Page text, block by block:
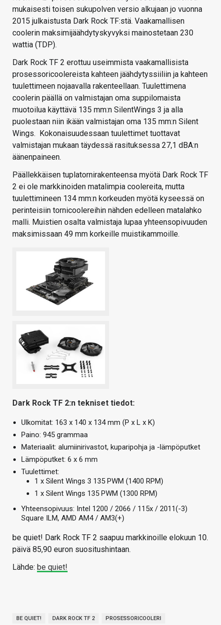
mukaisesti toisen sukupolven versio alkujaan jo vuonna
2015 julkaistusta Dark Rock TF:stä. Vaakamallisen
coolerin maksimijäähdytyskyvyksi mainostetaan 230
wattia (TDP).
Dark Rock TF 2 erottuu useimmista vaakamallisista
prosessoricoolereista kahteen jäähdytyssiiliin ja kahteen
tuulettimeen nojaavalla rakenteellaan. Tuulettimena
coolerin päällä on valmistajan oma suppilomaista
muotoilua käyttävä 135 mm:n SilentWings 3 ja alla
puolestaan niin ikään valmistajan oma 135 mm:n Silent
Wings. Kokonaisuudessaan tuulettimet tuottavat
valmistajan mukaan täydessä rasituksessa 27,1 dBA:n
äänenpaineen.
Päällekkäisen tuplatornirakenteensa myötä Dark Rock TF
2 ei ole markkinoiden matalimpia coolereita, mutta
tuulettimineen 134 mm:n korkeuden myötä kyseessä on
perinteisiin tornicoolereihin nähden edelleen matalahko
malli. Muistien osalta valmistaja lupaa yhteensopivuuden
maksimissaan 49 mm korkeille muistikammoille.
Dark Rock TF 2:n tekniset tiedot:
Ulkomitat: 163 x 140 x 134 mm (P x L x K)
Paino: 945 grammaa
Materiaalit: alumiinirivastot, kuparipohja ja -lämpöputket
Lämpöputket: 6 x 6 mm
Tuulettimet:
1 x Silent Wings 3 135 PWM (1400 RPM)
1 x Silent Wings 135 PWM (1300 RPM)
Yhteensopivuus: Intel 1200 / 2066 / 115x / 2011(-3)
Square ILM, AMD AM4 / AM3(+)
be quiet! Dark Rock TF 2 saapuu markkinoille elokuun 10.
päivä 85,90 euron suositushintaan.
Lähde: be quiet!
BE QUIET! DARK ROCK TF 2 PROSESSORICOOLERI